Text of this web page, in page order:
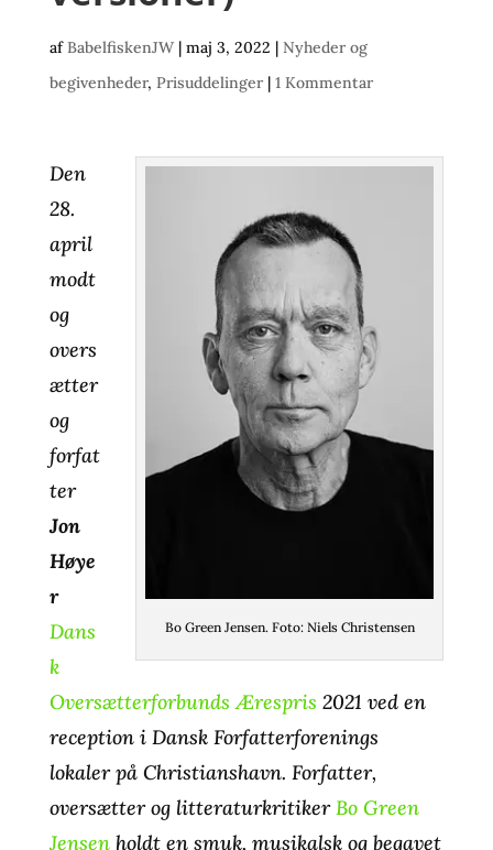
afBabelfiskenJW| maj 3, 2022 | Nyheder og
begivenheder, Prisuddelinger| 1 Kommentar
Bo Green Jensen. Foto: Niels Christensen
Den
28.
april
modt
og
overs
ætter
og
forfat
ter
Jon
Høye
r
Dans
k
Oversætterforbunds Ærespris 2021 ved en
reception i Dansk Forfatterforenings
lokaler på Christianshavn. Forfatter,
oversætter og litteraturkritikerBo Green
Jensenholdt en smuk, musikalsk og begavet